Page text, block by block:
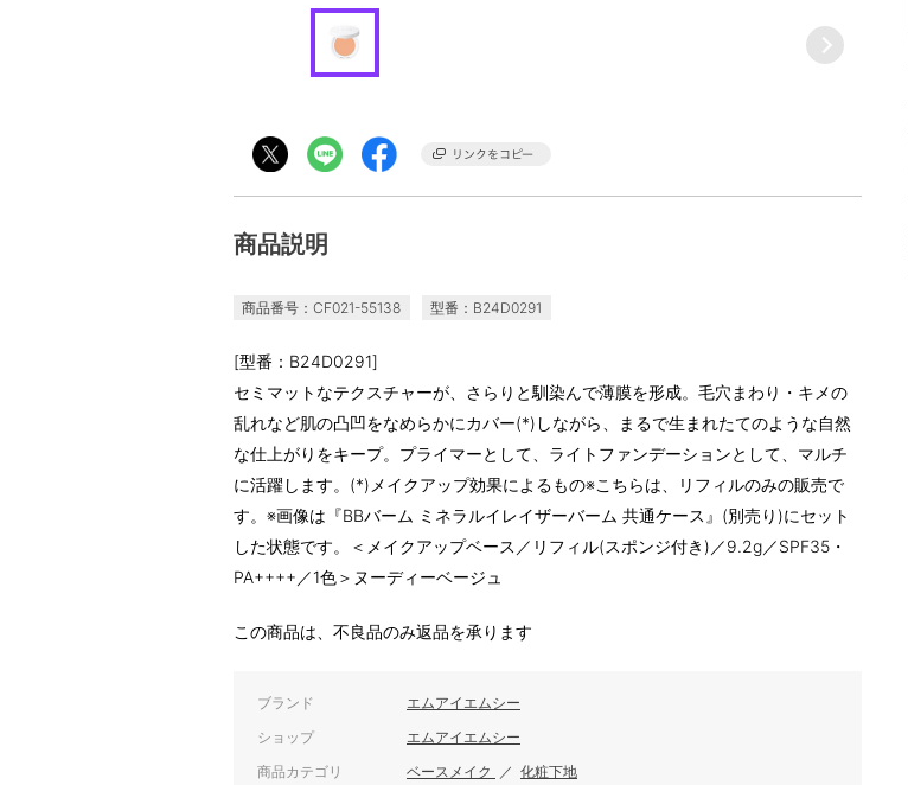
商品説明
商品番号：CF021-55138 型番：B24D0291
[型番：B24D0291]
セミマットなテクスチャーが、さらりと馴染んで薄膜を形成。毛穴まわり・キメの
乱れなど肌の凸凹をなめらかにカバー(*)しながら、まるで生まれたてのような自然
な仕上がりをキープ。プライマーとして、ライトファンデーションとして、マルチ
に活躍します。(*)メイクアップ効果によるもの※こちらは、リフィルのみの販売で
す。※画像は『BBバーム ミネラルイレイザーバーム 共通ケース』(別売り)にセット
した状態です。＜メイクアップベース／リフィル(スポンジ付き)／9.2g／SPF35・
PA++++／1色＞ヌーディーベージュ
この商品は、不良品のみ返品を承ります
ブランド エムアイエムシー
ショップ エムアイエムシー
商品カテゴリ ベースメイク ／ 化粧下地